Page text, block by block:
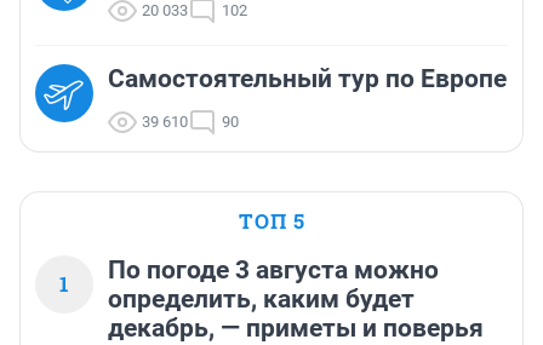
20 033 102
Самостоятельный тур по Европе
39 610 90
ТОП 5
1
По погоде 3 августа можно
определить, каким будет
декабрь, — приметы и поверья